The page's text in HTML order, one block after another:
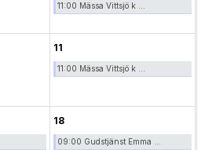
11:00 Mässa Vittsjö k ...
11
11:00 Mässa Vittsjö k ...
18
09:00 Gudstjänst Emma ...